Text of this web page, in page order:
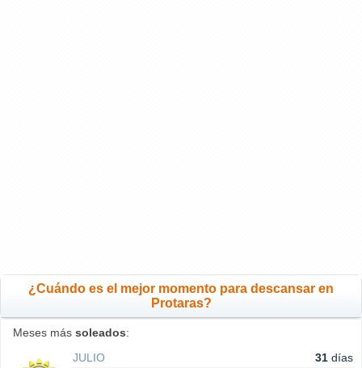
¿Cuándo es el mejor momento para descansar en
Protaras?
Meses más soleados:
JULIO
31 días